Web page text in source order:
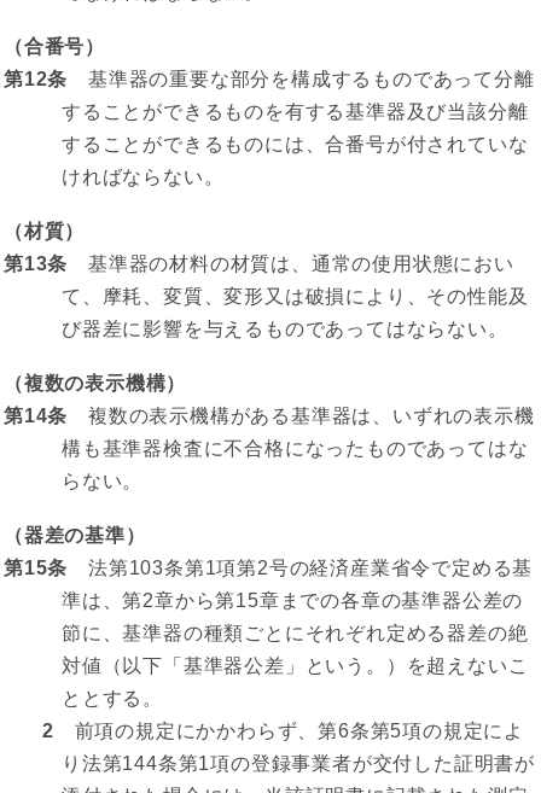
（合番号）
第12条 基準器の重要な部分を構成するものであって分離
することができるものを有する基準器及び当該分離
することができるものには、合番号が付されていな
ければならない。
（材質）
第13条 基準器の材料の材質は、通常の使用状態におい
て、摩耗、変質、変形又は破損により、その性能及
び器差に影響を与えるものであってはならない。
（複数の表示機構）
第14条 複数の表示機構がある基準器は、いずれの表示機
構も基準器検査に不合格になったものであってはな
らない。
（器差の基準）
第15条 法第103条第1項第2号の経済産業省令で定める基
準は、第2章から第15章までの各章の基準器公差の
節に、基準器の種類ごとにそれぞれ定める器差の絶
対値（以下「基準器公差」という。）を超えないこ
ととする。
2 前項の規定にかかわらず、第6条第5項の規定によ
り法第144条第1項の登録事業者が交付した証明書が